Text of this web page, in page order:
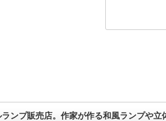
ンプ販売店。作家が作る和風ランプや